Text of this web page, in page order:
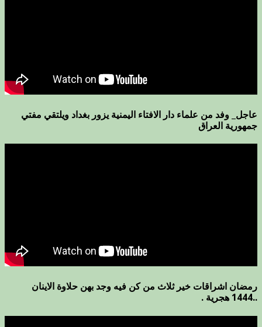
عاجل_ وفد من علماء دار الافتاء اليمنية يزور بغداد ويلتقي مفتي
جمهورية العراق
رمضان اشراقات خير ثلاث من كن فيه وجد بهن حلاوة الاينان
..1444 هجرية .